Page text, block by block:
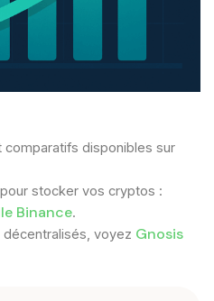
comparatifs disponibles sur
stocker vos cryptos :
Binance.
voyez Gnosis